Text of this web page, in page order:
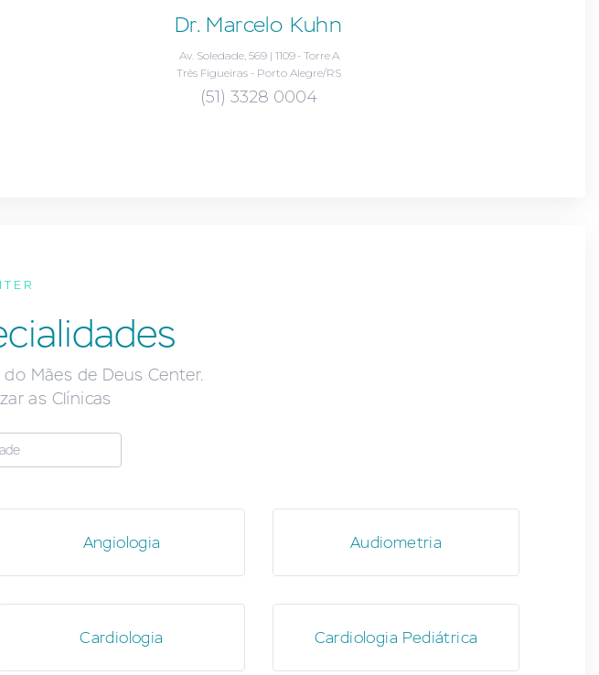
Dr. Marcelo Kuhn
Av. Soledade, 569 | 1109 - Torre A
Três Figueiras - Porto Alegre/RS
(51) 3328 0004
Mães de Deus Center.
as Clínicas
Angiologia Audiometria
Cardiologia Cardiologia Pediátrica